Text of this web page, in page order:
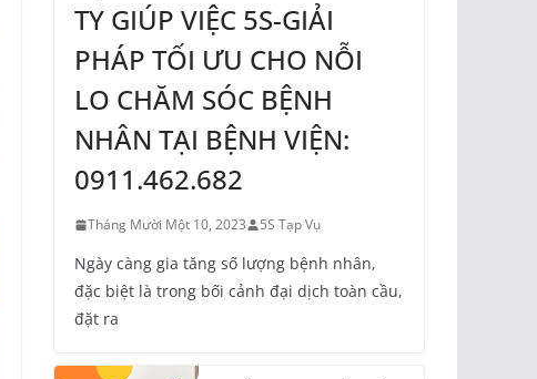
TY GIÚP VIỆC 5S-GIẢI
PHÁP TỐI ƯU CHO NỖI
LO CHĂM SÓC BỆNH
NHÂN TẠI BỆNH VIỆN:
0911.462.682
Tháng Mười Một 10, 2023 5S Tạp Vụ
Ngày càng gia tăng số lượng bệnh nhân,
đặc biệt là trong bối cảnh đại dịch toàn cầu,
đặt ra